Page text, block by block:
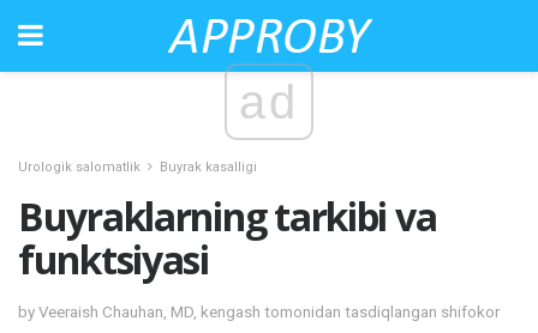
ad
Urologik salomatlik Buyrak kasalligi
Buyraklarning tarkibi va
funktsiyasi
by Veeraish Chauhan, MD, kengash tomonidan tasdiqlangan shifokor